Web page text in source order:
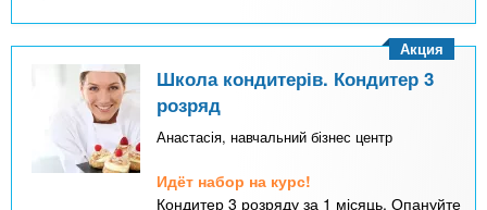
Школа кондитерів. Кондитер 3
розряд
Анастасія, навчальний бізнес центр
Идёт набор на курс!
Кондитер 3 розряду за 1 місяць. Опануйте
Акция